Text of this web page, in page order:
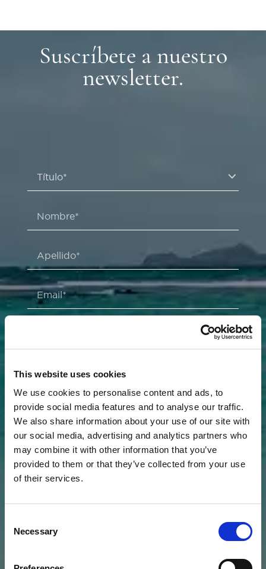
This website uses cookies
We use cookies to personalise content and ads, to
provide social media features and to analyse our traffic.
We also share information about your use of our site with
our social media, advertising and analytics partners who
may combine it with other information that you’ve
provided to them or that they’ve collected from your use
of their services.
Selection
Necessary
Suscríbete a nuestro
newsletter.
Título*
Nombre*
Apellido*
Email*
*Por favor, complete los campos requeridos.
Al marcar esta casilla, consiento recibir
noticias y ofertas exclusivas de Le
Barthélemy Hotel & Spa. Puede retirar su
consentimiento en cualquier momento a
través del enlace de cancelación incluido
consulte nuestroAviso de Privacidad.